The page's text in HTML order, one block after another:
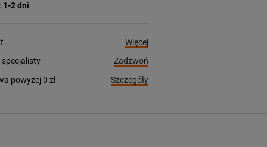
1-2 dni
Więcej
Zadzwoń
powyżej 0 zł
Szczegóły